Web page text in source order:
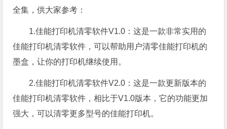
全集，供大家参考：
1.佳能打印机清零软件V1.0：这是一款非常实用的
佳能打印机清零软件，可以帮助用户清零佳能打印机的
墨盒，让你的打印机继续使用。
2.佳能打印机清零软件V2.0：这是一款更新版本的
佳能打印机清零软件，相比于V1.0版本，它的功能更加
强大，可以清零更多型号的佳能打印机。